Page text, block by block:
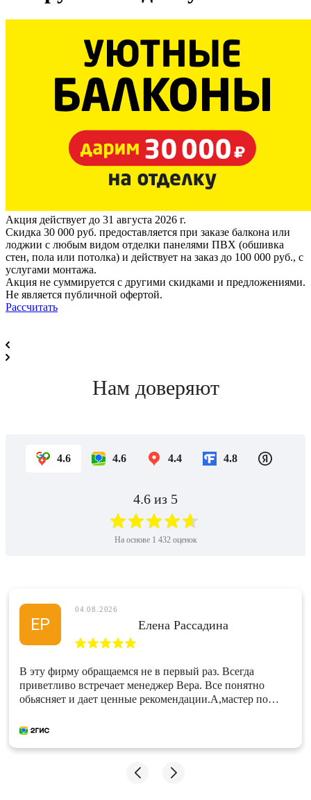
Акция действует до 31 августа 2026 г.
Скидка 30 000 руб. предоставляется при заказе балкона или
лоджии с любым видом отделки панелями ПВХ (обшивка
стен, пола или потолка) и действует на заказ до 100 000 руб., с
услугами монтажа.
Акция не суммируется с другими скидками и предложениями.
Не является публичной офертой.
Рассчитать
Нам доверяют
4.6 4.6 4.4 4.8
4.6 из 5
На основе 1 432оценок
ЕР
04.08.2026
Елена Рассадина
В эту фирму обращаемся не в первый раз. Всегда
приветливо встречает менеджер Вера. Все понятно
обьясняет и дает ценные рекомендации.А,мастер по
быстро и качественно. Однозначно, рекомендую!